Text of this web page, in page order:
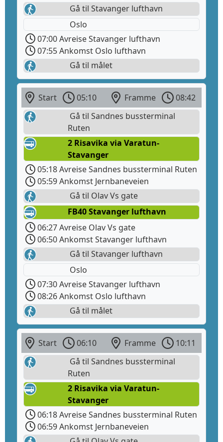
Gå til Stavanger lufthavn
Oslo
07:00 Avreise Stavanger lufthavn
07:55 Ankomst Oslo lufthavn
Gå til målet
Start 05:10 Framme
08:42
Gå til Sandnes bussterminal
Ruten
2 Risavika via Varatun-
Stavanger
05:18 Avreise Sandnes bussterminal Ruten
05:59 Ankomst Jernbaneveien
Gå til Olav Vs gate
FB40 Stavanger lufthavn
06:27 Avreise Olav Vs gate
06:50 Ankomst Stavanger lufthavn
Gå til Stavanger lufthavn
Oslo
07:30 Avreise Stavanger lufthavn
08:26 Ankomst Oslo lufthavn
Gå til målet
Start 06:10 Framme
10:11
Gå til Sandnes bussterminal
Ruten
2 Risavika via Varatun-
Stavanger
06:18 Avreise Sandnes bussterminal Ruten
06:59 Ankomst Jernbaneveien